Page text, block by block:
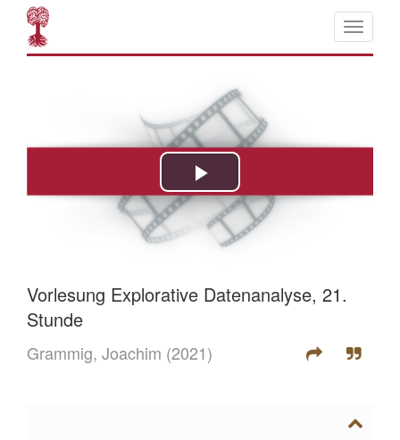
Vorlesung Explorative Datenanalyse, 21.
Stunde
Grammig, Joachim (2021)